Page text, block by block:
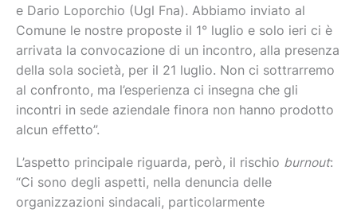
e Dario Loporchio (Ugl Fna). Abbiamo inviato al
Comune le nostre proposte il 1° luglio e solo ieri ci è
arrivata la convocazione di un incontro, alla presenza
della sola società, per il 21 luglio. Non ci sottrarremo
al confronto, ma l’esperienza ci insegna che gli
incontri in sede aziendale finora non hanno prodotto
alcun effetto”.
L’aspetto principale riguarda, però, il rischio burnout:
“Ci sono degli aspetti, nella denuncia delle
organizzazioni sindacali, particolarmente